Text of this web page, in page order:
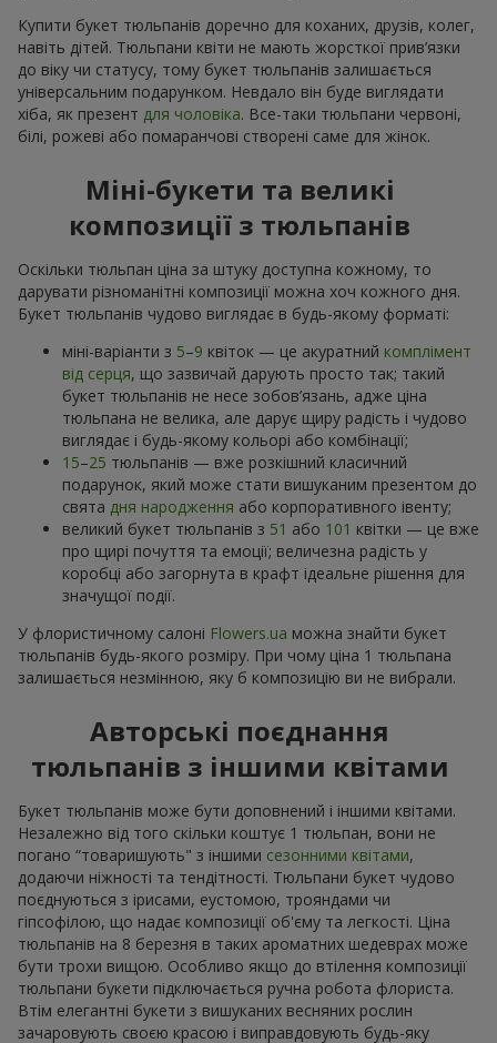
Купити букет тюльпанів доречно для коханих, друзів, колег,
навіть дітей. Тюльпани квіти не мають жорсткої прив’язки
до віку чи статусу, тому букет тюльпанів залишається
універсальним подарунком. Невдало він буде виглядати
хіба, як презент для чоловіка. Все-таки тюльпани червоні,
білі, рожеві або помаранчові створені саме для жінок.
Міні-букети та великі
композиції з тюльпанів
Оскільки тюльпан ціна за штуку доступна кожному, то
дарувати різноманітні композиції можна хоч кожного дня.
Букет тюльпанів чудово виглядає в будь-якому форматі:
міні-варіанти з 5–9 квіток — це акуратний комплімент
від серця, що зазвичай дарують просто так; такий
букет тюльпанів не несе зобов’язань, адже ціна
тюльпана не велика, але дарує щиру радість і чудово
виглядає і будь-якому кольорі або комбінації;
15–25 тюльпанів — вже розкішний класичний
подарунок, який може стати вишуканим презентом до
свята дня народження або корпоративного івенту;
великий букет тюльпанів з 51 або 101 квітки — це вже
про щирі почуття та емоції; величезна радість у
коробці або загорнута в крафт ідеальне рішення для
значущої події.
У флористичному салоні Flowers.ua можна знайти букет
тюльпанів будь-якого розміру. При чому ціна 1 тюльпана
залишається незмінною, яку б композицію ви не вибрали.
Авторські поєднання
тюльпанів з іншими квітами
Букет тюльпанів може бути доповнений і іншими квітами.
Незалежно від того скільки коштує 1 тюльпан, вони не
погано “товаришують" з іншими сезонними квітами,
додаючи ніжності та тендітності. Тюльпани букет чудово
поєднуються з ірисами, еустомою, трояндами чи
гіпсофілою, що надає композиції об'єму та легкості. Ціна
тюльпанів на 8 березня в таких ароматних шедеврах може
бути трохи вищою. Особливо якщо до втілення композиції
тюльпани букети підключається ручна робота флориста.
Втім елегантні букети з вишуканих весняних рослин
зачаровують своєю красою і виправдовують будь-яку